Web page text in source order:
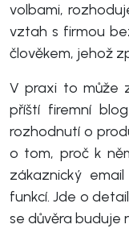
volbami,
vztah s firmou
člověkem, jehož
V praxi to může
příští firemní
rozhodnutí o
o tom, proč k
zákaznický
funkcí. Jde o
se důvěra buduje